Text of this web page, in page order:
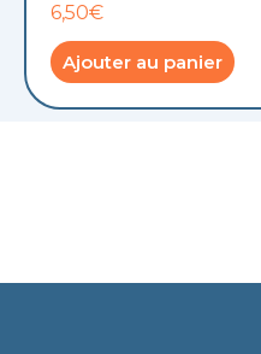
6,50€
Ajouter au panier